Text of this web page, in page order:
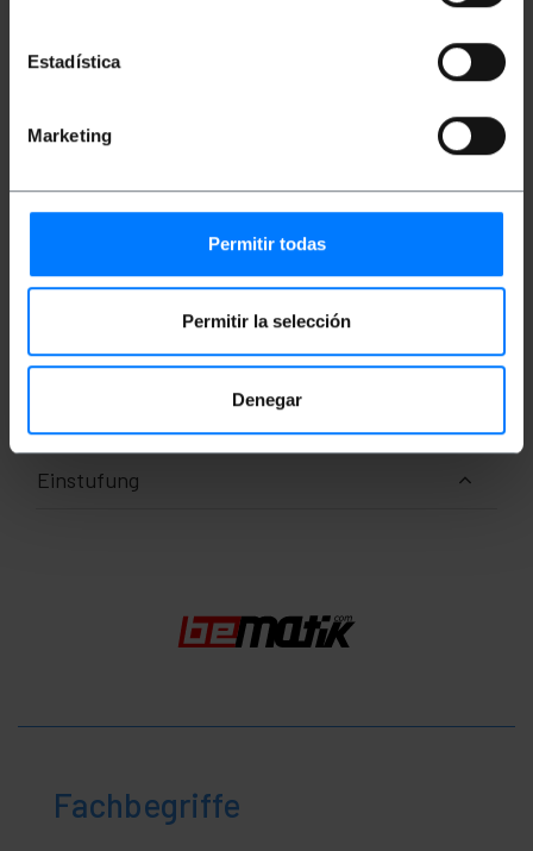
Estadística
Marketing
Permitir todas
Permitir la selección
Denegar
Multimode-Duplex-Glasfaserkabel (MM). Es hat zwei
100%, von erster Qualität und LSZH (Low Smoke
Ummantelung). Kabellänge von 25 m.
Maße und Gewichte
Anzahl der Produkte: 1
Einstufung
Fachbegriffe